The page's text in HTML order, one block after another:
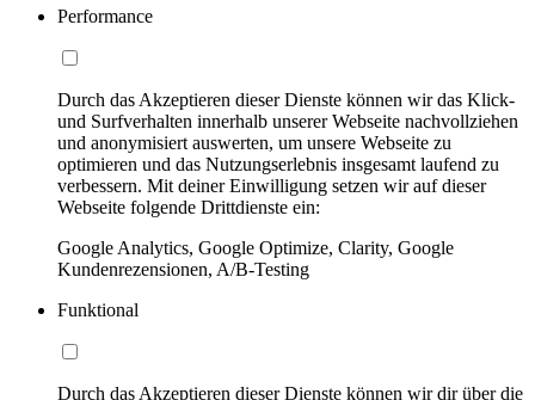
Performance
Durch das Akzeptieren dieser Dienste können wir das Klick-
und Surfverhalten innerhalb unserer Webseite nachvollziehen
und anonymisiert auswerten, um unsere Webseite zu
optimieren und das Nutzungserlebnis insgesamt laufend zu
verbessern. Mit deiner Einwilligung setzen wir auf dieser
Webseite folgende Drittdienste ein:
Google Analytics, Google Optimize, Clarity, Google
Kundenrezensionen, A/B-Testing
Funktional
Durch das Akzeptieren dieser Dienste können wir dir über die